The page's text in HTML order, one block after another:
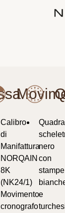
Calibro
di
Manifattura
NORQAIN
8K
(NK24/1)
Movimento
cronografo
nero
con
stampe
e